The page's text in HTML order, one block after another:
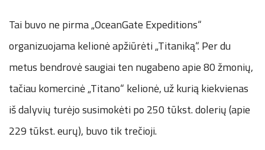
Tai buvo ne pirma „OceanGate Expeditions“
organizuojama kelionė apžiūrėti „Titaniką“. Per du
metus bendrovė saugiai ten nugabeno apie 80 žmonių,
tačiau komercinė „Titano“ kelionė, už kurią kiekvienas
iš dalyvių turėjo susimokėti po 250 tūkst. dolerių (apie
229 tūkst. eurų), buvo tik trečioji.